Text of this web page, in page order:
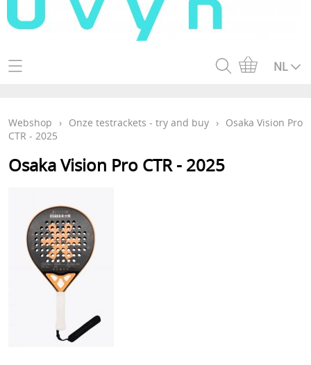
Home
Accessoires
Ballen
Onze testrackets - try and buy
Topdeals
Padel Kleding
Padelbag
Padelrackets
Mijn account
Info en Contact
Retour-, garantie en verz
NL
Webshop › Onze testrackets - try and buy › Osaka Vision Pro
CTR - 2025
Osaka Vision Pro CTR - 2025